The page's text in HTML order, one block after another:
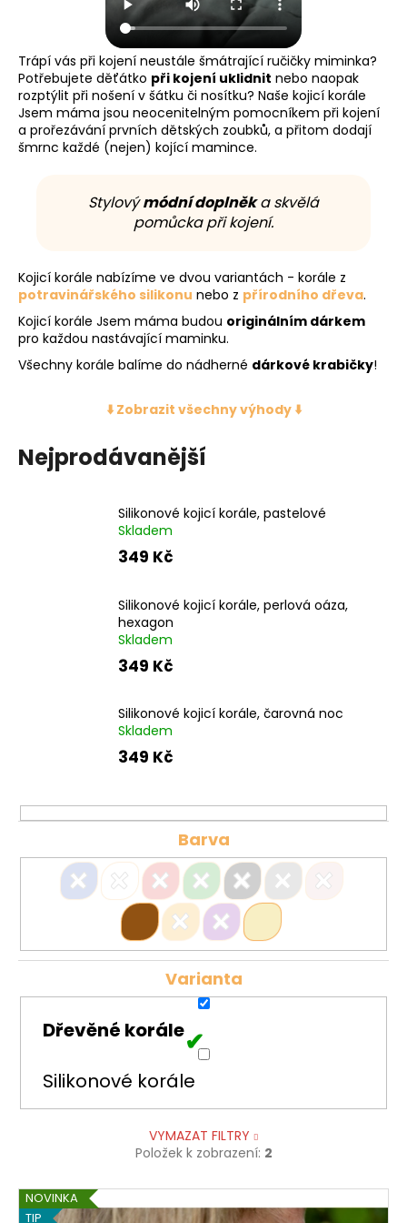
Trápí vás při kojení neustále šmátrající ručičky miminka?
Potřebujete děťátko při kojení uklidnit nebo naopak
rozptýlit při nošení v šátku či nosítku? Naše kojicí korále
Jsem máma jsou neocenitelným pomocníkem při kojení
a prořezávání prvních dětských zoubků, a přitom dodají
šmrnc každé (nejen) kojící mamince.
Stylovýmódní doplněka skvělá
pomůcka při kojení.
Kojicí korále nabízíme ve dvou variantách - korále z
potravinářského silikonu nebo z přírodního dřeva.
Kojicí korále Jsem máma budou originálním dárkem
pro každou nastávající maminku.
Všechny korále balíme do nádherné dárkové krabičky!
⬇️ Zobrazit všechny výhody ⬇️
Nejprodávanější
Silikonové kojicí korále, pastelové
Skladem
349 Kč
Silikonové kojicí korále, perlová oáza,
hexagon
Skladem
349 Kč
Silikonové kojicí korále, čarovná noc
Skladem
349 Kč
Barva
Varianta
Dřevěné korále
Silikonové korále
VYMAZAT FILTRY
Položek k zobrazení: 2
VNOVINKA
TIP
í
t
?
HLEDAT
D
o
p
o
r
j
e